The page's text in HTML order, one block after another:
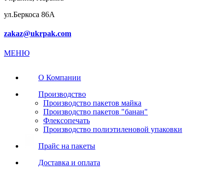
ул.Беркоса 86А
zakaz@ukrpak.com
МЕНЮ
О Компании
Производство
Производство пакетов майка
Производство пакетов "банан"
Флексопечать
Производство полиэтиленовой упаковки
Прайс на пакеты
Доставка и оплата